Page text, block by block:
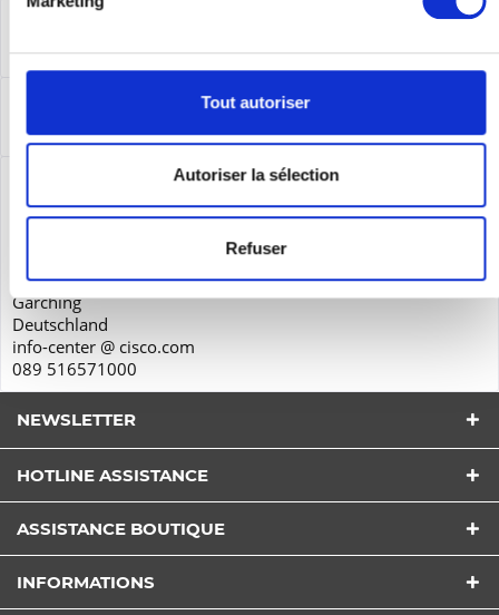
Tout autoriser
Autoriser la sélection
Refuser
J'ai lu la Politique de Confidentialité
Les champs avec * sont obligatoires
Leasingplus
Serviceplus
Sécurité des produits
Cisco Systems GmbH
85748
Garching
Deutschland
info-center @ cisco.com
089 516571000
NEWSLETTER
HOTLINE ASSISTANCE
ASSISTANCE BOUTIQUE
INFORMATIONS